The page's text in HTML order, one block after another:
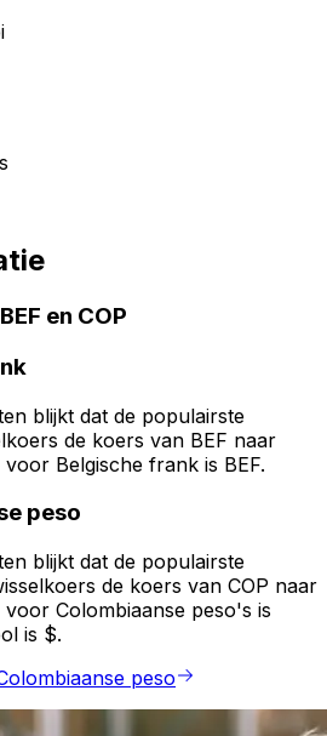
en COP
blijkt dat de populairste
de koers van BEF naar
Belgische frank is BEF.
peso
blijkt dat de populairste
de koers van COP naar
Colombiaanse peso's is
is $.
peso